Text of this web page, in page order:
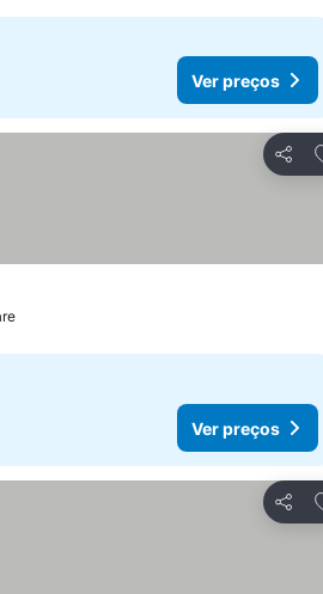
Ver preços
Ver preços